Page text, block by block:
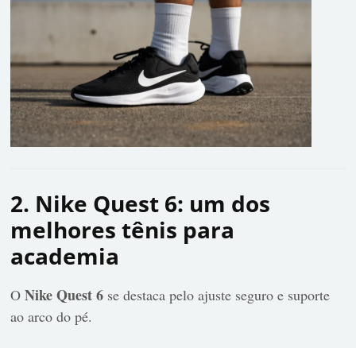
2. Nike Quest 6: um dos
melhores tênis para
academia
ONike Quest 6 se destaca pelo ajuste seguro e suporte
ao arco do pé.